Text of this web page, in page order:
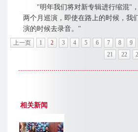
"明年我们将对新专辑进行缩混"，
两个月巡演，即使在路上的时候，我
演的时候去录音。"
上一页 1 2 3 4 5 6 7 8 9
21
22
相关新闻